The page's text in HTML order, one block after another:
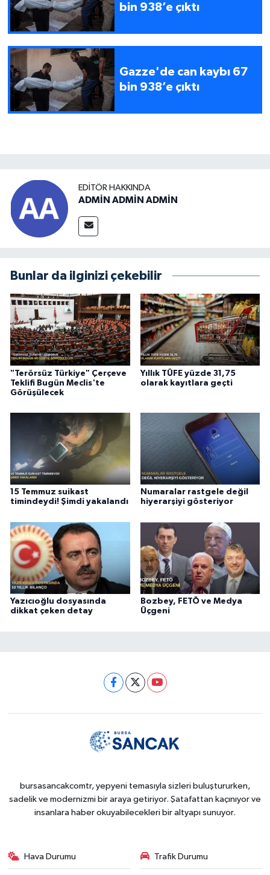
bin 938’e çıktı
Gazze'de can kaybı 67
bin 938’e çıktı
EDITÖR HAKKINDA
ADMİN ADMİN ADMİN
Bunlar da ilginizi çekebilir
"Terörsüz Türkiye" Çerçeve
Teklifi Bugün Meclis'te
Görüşülecek
Yıllık TÜFE yüzde 31,75
olarak kayıtlara geçti
15 Temmuz suikast
timindeydi! Şimdi yakalandı
Numaralar rastgele değil
hiyerarşiyi gösteriyor
Yazıcıoğlu dosyasında
dikkat çeken detay
Bozbey, FETÖ ve Medya
Üçgeni
bursasancakcomtr, yepyeni temasıyla sizleri buluştururken,
sadelik ve modernizmi bir araya getiriyor. Şatafattan kaçınıyor ve
insanlara haber okuyabilecekleri bir altyapı sunuyor.
Hava Durumu Trafik Durumu